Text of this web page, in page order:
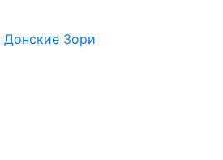
Донские Зори